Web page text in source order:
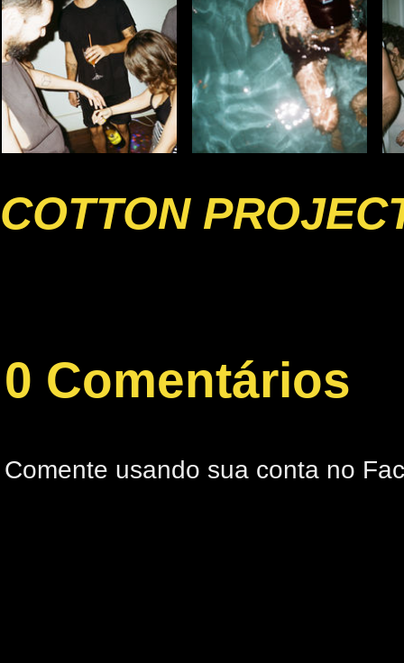
COTTON
0 Comentários
Comente usando sua conta no